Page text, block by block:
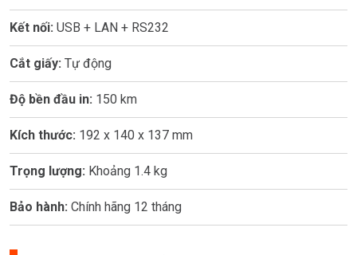
Kết nối: USB + LAN + RS232
Cắt giấy: Tự động
Độ bền đầu in: 150 km
Kích thước: 192 x 140 x 137 mm
Trọng lượng: Khoảng 1.4 kg
Bảo hành: Chính hãng 12 tháng